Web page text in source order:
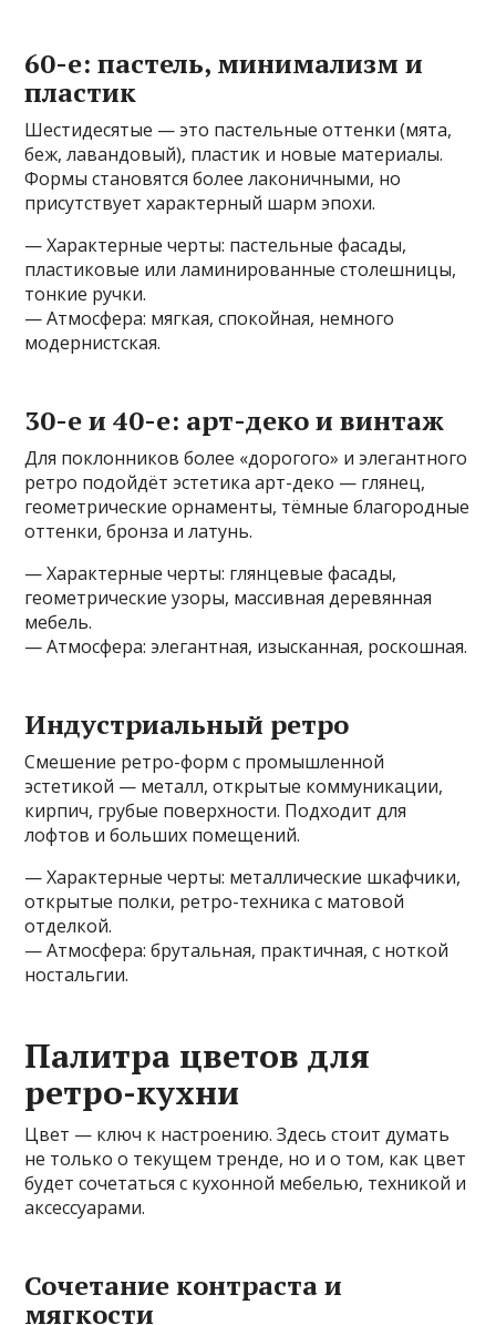
60-е: пастель, минимализм и
пластик
Шестидесятые — это пастельные оттенки (мята,
беж, лавандовый), пластик и новые материалы.
Формы становятся более лаконичными, но
присутствует характерный шарм эпохи.
— Характерные черты: пастельные фасады,
пластиковые или ламинированные столешницы,
тонкие ручки.
— Атмосфера: мягкая, спокойная, немного
модернистская.
30-е и 40-е: арт-деко и винтаж
Для поклонников более «дорогого» и элегантного
ретро подойдёт эстетика арт-деко — глянец,
геометрические орнаменты, тёмные благородные
оттенки, бронза и латунь.
— Характерные черты: глянцевые фасады,
геометрические узоры, массивная деревянная
мебель.
— Атмосфера: элегантная, изысканная, роскошная.
Индустриальный ретро
Смешение ретро-форм с промышленной
эстетикой — металл, открытые коммуникации,
кирпич, грубые поверхности. Подходит для
лофтов и больших помещений.
— Характерные черты: металлические шкафчики,
открытые полки, ретро-техника с матовой
отделкой.
— Атмосфера: брутальная, практичная, с ноткой
ностальгии.
Палитра цветов для
ретро-кухни
Цвет — ключ к настроению. Здесь стоит думать
не только о текущем тренде, но и о том, как цвет
будет сочетаться с кухонной мебелью, техникой и
аксессуарами.
Сочетание контраста и
мягкости